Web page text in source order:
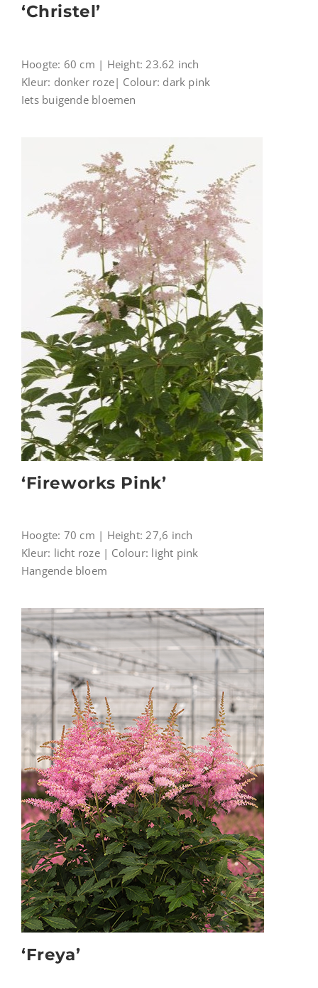
‘Christel’
Hoogte: 60 cm | Height: 23.62 inch
Kleur: donker roze| Colour: dark pink
Iets buigende bloemen
‘Fireworks Pink’
Hoogte: 70 cm | Height: 27,6 inch
Kleur: licht roze | Colour: light pink
Hangende bloem
‘Freya’